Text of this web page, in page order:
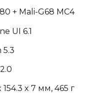
+ Mali-G68 MC4
UI 6.1
5.3
x 7 мм, 465 г